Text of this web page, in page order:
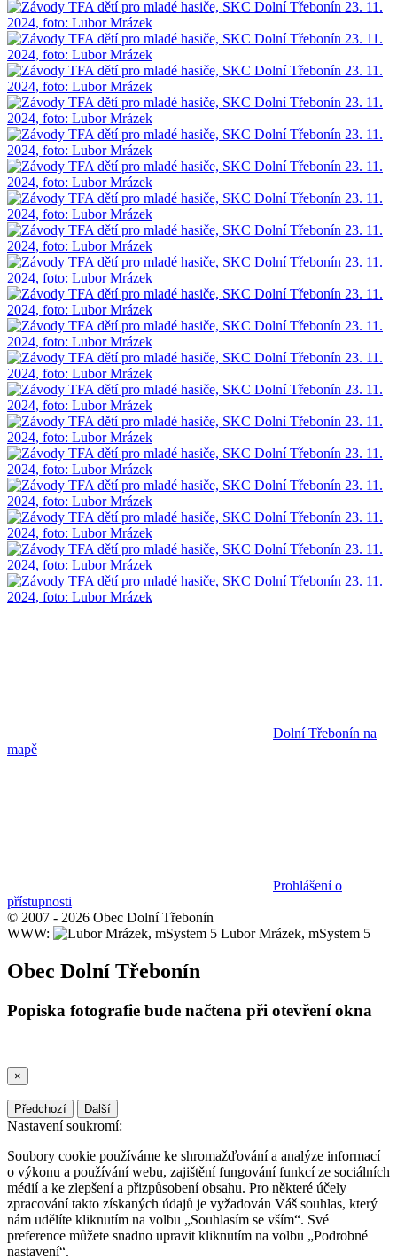
Dolní Třebonín na
mapě
Prohlášení o
přístupnosti
© 2007 - 2026 Obec Dolní Třebonín
WWW:
Lubor Mrázek, mSystem 5
Obec Dolní Třebonín
Popiska fotografie bude načtena při otevření okna
×
Předchozí Další
Nastavení soukromí:
Soubory cookie používáme ke shromažďování a analýze informací
o výkonu a používání webu, zajištění fungování funkcí ze sociálních
médií a ke zlepšení a přizpůsobení obsahu. Pro některé účely
zpracování takto získaných údajů je vyžadován Váš souhlas, který
nám udělíte kliknutím na volbu „Souhlasím se vším“. Své
preference můžete snadno upravit kliknutím na volbu „Podrobné
nastavení“.